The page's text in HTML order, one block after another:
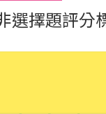
選擇題評分